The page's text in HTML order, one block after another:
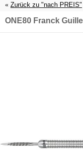
Zurück zu "nach PREIS"
ONE80 Franck